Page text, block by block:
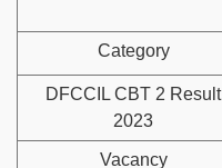
Category
DFCCIL CBT 2 Result
2023
Vacancy